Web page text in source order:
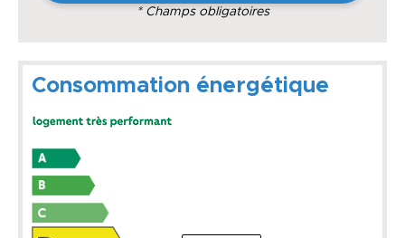
* Champs obligatoires
Consommation énergétique